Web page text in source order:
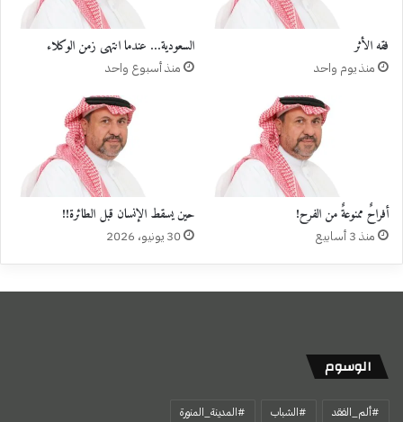
فقه الأثر
منذ يوم واحد
السعودية… عندما انتهى زمن الوكلاء
منذ أسبوع واحد
أفراحٌ ممنوعةٌ من الفرح!
منذ 3 أسابيع
حين يسقط الإنسان قبل الطائرة!!
30 يونيو، 2026
الوسوم
#ألم_الفقد #الشباب
#المدينة_المنورة